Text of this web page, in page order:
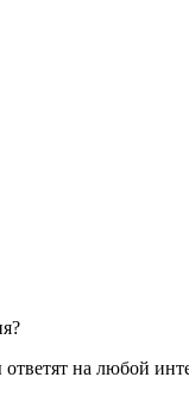
на любой